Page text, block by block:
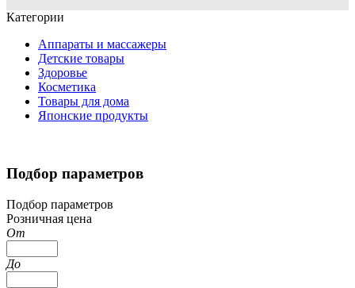
Категории
Аппараты и массажеры
Детские товары
Здоровье
Косметика
Товары для дома
Японские продукты
Подбор параметров
Подбор параметров
Розничная цена
От
До